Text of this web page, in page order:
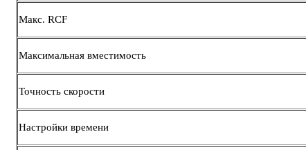
Макс. RCF
Максимальная вместимость
Точность скорости
Настройки времени